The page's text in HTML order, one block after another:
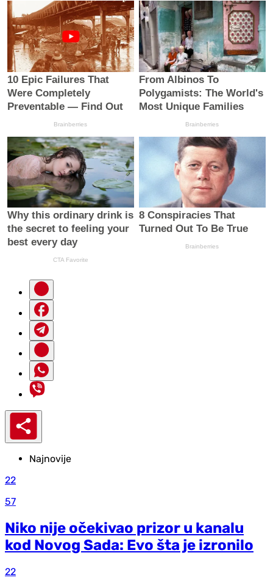
Najnovije
22
57
Niko nije očekivao prizor u kanalu
kod Novog Sada: Evo šta je izronilo
22